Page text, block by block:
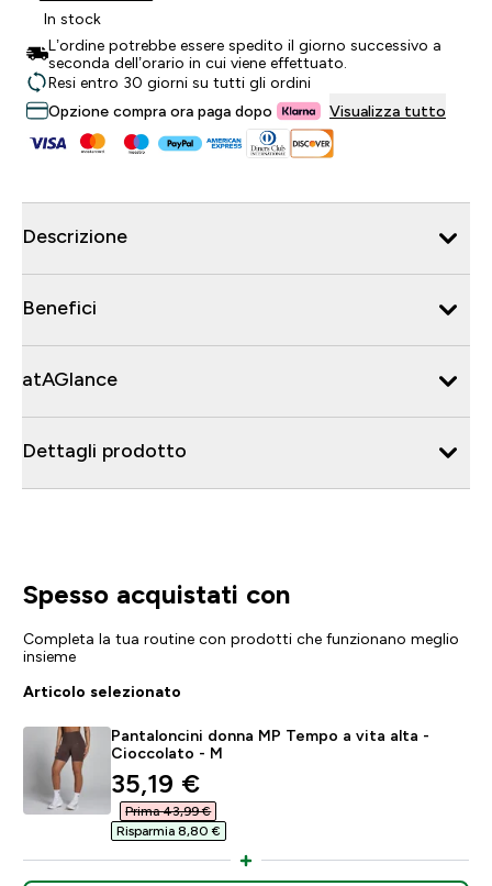
In stock
L’ordine potrebbe essere spedito il giorno successivo a
seconda dell’orario in cui viene effettuato.
Resi entro 30 giorni su tutti gli ordini
Opzione compra ora paga dopo
Visualizza tutto
Descrizione
Benefici
atAGlance
Dettagli prodotto
Spesso acquistati con
Completa la tua routine con prodotti che funzionano meglio
insieme
Articolo selezionato
Pantaloncini donna MP Tempo a vita alta -
Cioccolato - M
discounted price
35,19 €‎
Prima 43,99 €‎
Risparmia 8,80 €‎